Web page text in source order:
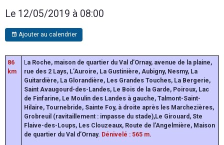
Le 12/05/2019 à 08:00
Ajouter au calendrier
86
km
La Roche, maison de quartier du Val d’Ornay, avenue de la plaine,
rue des 2 Lays, L’Auroire, La Gustinière, Aubigny, Nesmy, La
Guitardière, La Glorandière, Les Grandes Touches, La Bergerie,
Saint Avaugourd-des-Landes, Le Bois de la Garde, Poiroux, Lac
de Finfarine, Le Moulin des Landes à gauche, Talmont-Saint-
Hilaire, Tournebride, Sainte Foy, à droite après les Marchezières,
Grobreuil (ravitaillement : impasse du stade),Le Girouard, Ste
Flaive-des-Loups, Les Clouzeaux, Route de l’Angelmière, Maison
de quartier du Val d’Ornay. Dénivelé : 565 m.​